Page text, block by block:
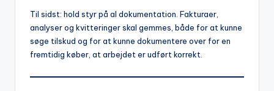
Til sidst: hold styr på al dokumentation. Fakturaer,
analyser og kvitteringer skal gemmes, både for at kunne
søge tilskud og for at kunne dokumentere over for en
fremtidig køber, at arbejdet er udført korrekt.